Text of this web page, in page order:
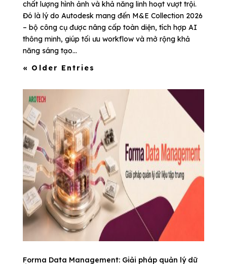
chất lượng hình ảnh và khả năng linh hoạt vượt trội.
Đó là lý do Autodesk mang đến M&E Collection 2026
– bộ công cụ được nâng cấp toàn diện, tích hợp AI
thông minh, giúp tối ưu workflow và mở rộng khả
năng sáng tạo...
« Older Entries
Forma Data Management: Giải pháp quản lý dữ